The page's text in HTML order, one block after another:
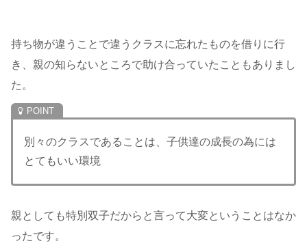
持ち物が違うことで違うクラスに忘れたものを借りに行
き、親の知らないところで助け合っていたこともありまし
た。
別々のクラスであることは、子供達の成長の為には
とてもいい環境
親としても特別双子だからと言って大変ということはなか
ったです。